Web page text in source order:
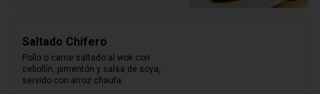
Saltado Chifero
Pollo o carne saltado al wok con
cebollín, pimentón y salsa de soya,
servido con arroz chaufa.